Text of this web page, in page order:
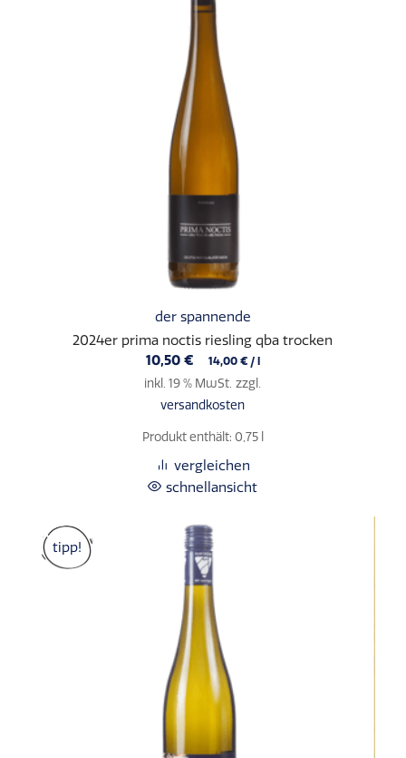
der spannende
2024er prima noctis riesling qba trocken
10,50 € 14,00 €/ l
inkl. 19 % MwSt. zzgl.
versandkosten
Produkt enthält: 0,75
vergleichen
schnellansicht
tipp!